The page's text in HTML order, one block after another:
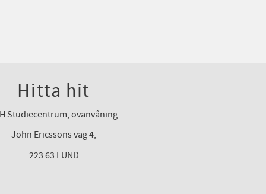
Hitta hit
Studiecentrum, ovanvåning
John Ericssons väg 4,
223 63 LUND